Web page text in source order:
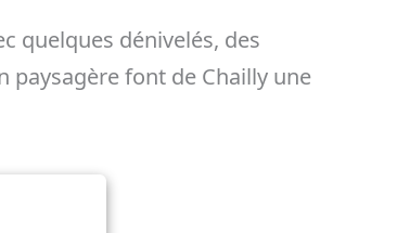
quelques dénivelés, des
paysagère font de Chailly une